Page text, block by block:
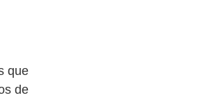
que
de